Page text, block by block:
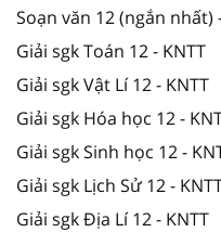
Soạn văn 12 (ngắn nhất)
Giải sgk Toán 12 - KNTT
Giải sgk Vật Lí 12 - KNTT
Giải sgk Hóa học 12 -
Giải sgk Sinh học 12 -
Giải sgk Lịch Sử 12 -
Giải sgk Địa Lí 12 - KNTT